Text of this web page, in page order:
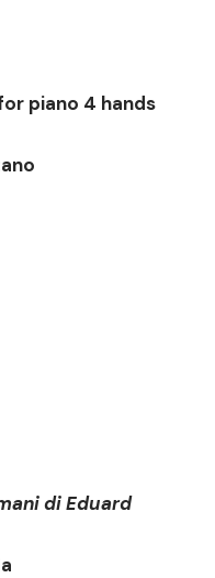
piano 4 hands
di Eduard